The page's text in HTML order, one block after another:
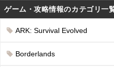
ゲーム・攻略情報のカテゴリ一
ARK: Survival Evolved
Borderlands